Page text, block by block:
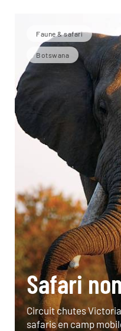
Faune & safari
Botswana
Safari
Circuit chutes
safaris en camp